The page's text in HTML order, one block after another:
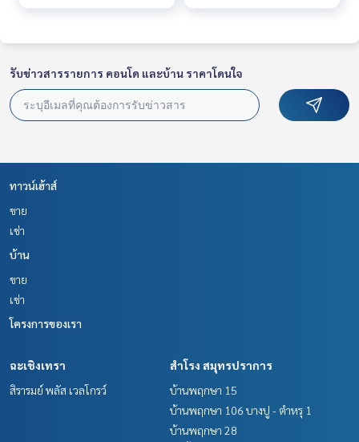
รับข่าวสารรายการ คอนโด และบ้าน ราคาโดนใจ
ทาวน์เฮ้าส์
ขาย
เช่า
บ้าน
ขาย
เช่า
โครงการของเรา
ฉะเชิงเทรา
สิรารมย์ พลัส เวลโกรว์
สำโรง สมุทรปราการ
บ้านพฤกษา 15
บ้านพฤกษา 106 บางปู - ตำหรุ 1
บ้านพฤกษา 28